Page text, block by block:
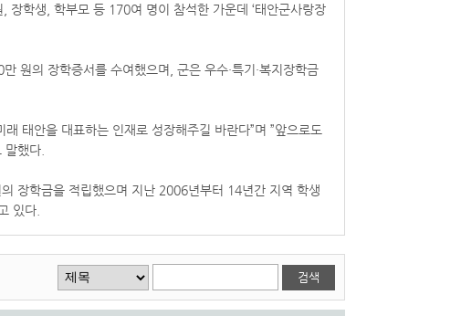
학생, 학부모 등 170여 명이 참석한 가운데 ‘태안군사랑장
원의 장학증서를 수여했으며, 군은 우수·특기·복지장학금
태안을 대표하는 인재로 성장해주길 바란다”며 ”앞으로도
했다.
장학금을 적립했으며 지난 2006년부터 14년간 지역 학생
있다.